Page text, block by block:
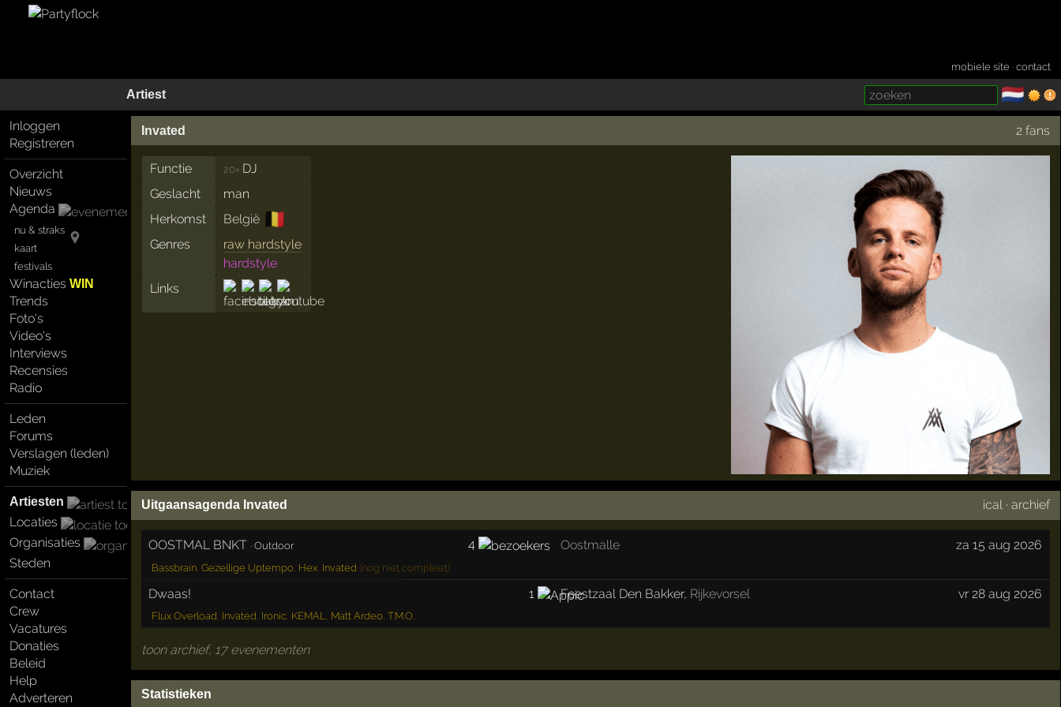
mobiele site ·contact
Artiest 🇳🇱
Inloggen
Registreren
Overzicht
Nieuws
Agenda
nu & straks
kaart
festivals
WinactiesWIN
Trends
Foto's
Video's
Interviews
Recensies
Radio
Leden
Forums
Verslagen (leden)
Muziek
Artiesten
Locaties
Organisaties
Steden
Contact
Crew
Vacatures
Donaties
Beleid
Help
Adverteren
Invated 2 fans
Functie 20× DJ
Geslacht
man
Herkomst
België 🇧🇪
Genres
raw hardstyle
hardstyle
Links
Uitgaansagenda Invated ical ·archief
OOSTMAL BNKT ·Outdoor 4 Oostmalle za 15 aug 2026
Bassbrain, Gezellige Uptempo, Hex, Invated (nog niet compleet)
Dwaas! 1 Feestzaal Den Bakker, Rijkevorsel vr 28 aug 2026
Flux Overload, Invated, Ironic, KEMAL, Matt Ardeo, T.M.O.
toon archief, 17 evenementen
Statistieken